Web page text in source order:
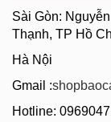
Sài Gòn:
Thạnh, TP Hồ
Hà Nội
Gmail :
Hotline: